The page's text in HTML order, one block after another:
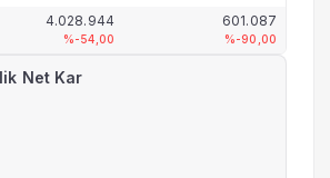
4.028.944
%-54,00
601.087
%-90,00
Net Kar